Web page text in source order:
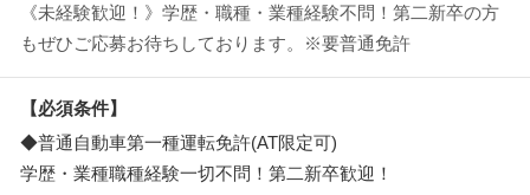
《未経験歓迎！》学歴・職種・業種経験不問！第二新卒の方
もぜひご応募お待ちしております。※要普通免許
【必須条件】
◆普通自動車第一種運転免許(AT限定可)
学歴・業種職種経験一切不問！第二新卒歓迎！